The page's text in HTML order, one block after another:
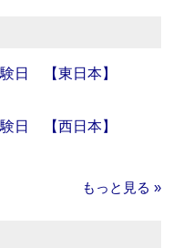
日 【東日本】
日 【西日本】
もっと見る »